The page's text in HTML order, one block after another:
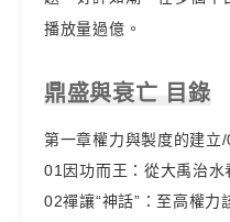
播放量過億。
鼎盛與衰亡 目錄
第一章權力與製度的建立/
01因功而王：從大禹治
02禪讓“神話”：至高權力